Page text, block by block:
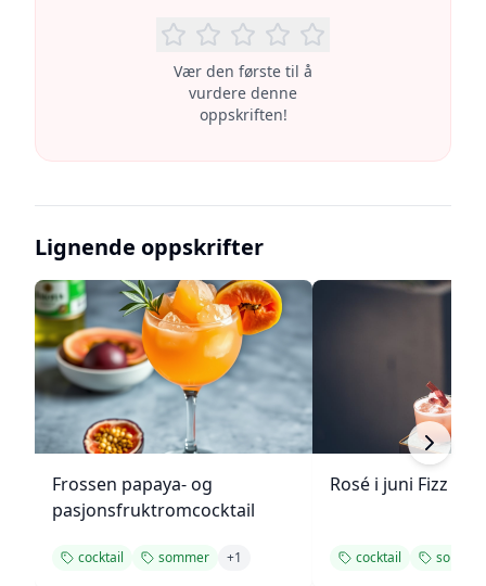
Vær den første til å
vurdere denne
oppskriften!
Lignende oppskrifter
Frossen papaya- og
pasjonsfruktromcocktail
cocktail sommer +1
Rosé i juni Fizz
cocktail sommer